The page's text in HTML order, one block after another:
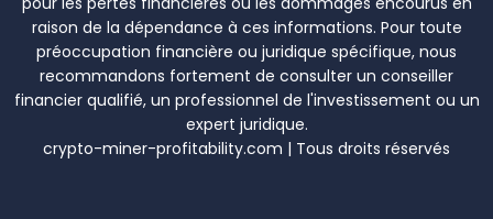
raison de la dépendance à ces informations. Pour toute
préoccupation financière ou juridique spécifique, nous
recommandons fortement de consulter un conseiller
financier qualifié, un professionnel de l'investissement ou un
expert juridique.
crypto-miner-profitability.com | Tous droits réservés